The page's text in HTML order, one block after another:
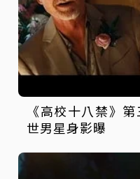
《高校十八禁》
世男星身影曝